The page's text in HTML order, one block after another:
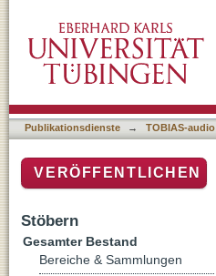
Publikationsdienste → TOBIAS-audio
VERÖFFENTLICHEN
Stöbern
Gesamter Bestand
Bereiche & Sammlungen